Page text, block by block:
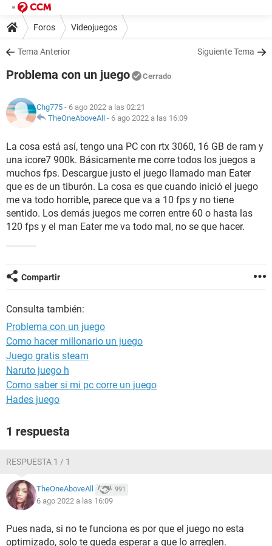
Foros Videojuegos
Tema Anterior Siguiente Tema
Problema con un juego Cerrado
Chg775 - 6 ago 2022 a las 02:21
TheOneAboveAll - 6 ago 2022 a las 16:09
La cosa está así, tengo una PC con rtx 3060, 16 GB de ram y
una icore7 900k. Básicamente me corre todos los juegos a
muchos fps. Descargue justo el juego llamado man Eater
que es de un tiburón. La cosa es que cuando inició el juego
me va todo horrible, parece que va a 10 fps y no tiene
sentido. Los demás juegos me corren entre 60 o hasta las
120 fps y el man Eater me va todo mal, no se que hacer.
Compartir
Consulta también:
Problema con un juego
Como hacer millonario un juego
Juego gratis steam
Naruto juego h
Como saber si mi pc corre un juego
Hades juego
1 respuesta
RESPUESTA 1 / 1
TheOneAboveAll 991
6 ago 2022 a las 16:09
Pues nada, si no te funciona es por que el juego no esta
optimizado, solo te queda esperar a que lo arreglen.